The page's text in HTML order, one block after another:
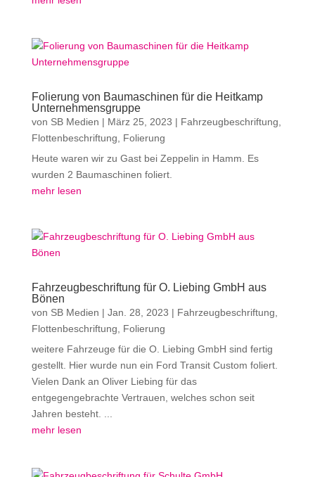
Folierung von Baumaschinen für die Heitkamp
Unternehmensgruppe
von SB Medien | März 25, 2023 | Fahrzeugbeschriftung
Flottenbeschriftung
Folierung
Heute waren wir zu Gast bei Zeppelin in Hamm. Es
wurden 2 Baumaschinen foliert.
mehr lesen
Fahrzeugbeschriftung für O. Liebing GmbH aus
Bönen
von SB Medien | Jan. 28, 2023 | Fahrzeugbeschriftung
Flottenbeschriftung
Folierung
weitere Fahrzeuge für die O. Liebing GmbH sind fertig
gestellt. Hier wurde nun ein Ford Transit Custom foliert.
Vielen Dank an Oliver Liebing für das
entgegengebrachte Vertrauen, welches schon seit
Jahren besteht. ...
mehr lesen